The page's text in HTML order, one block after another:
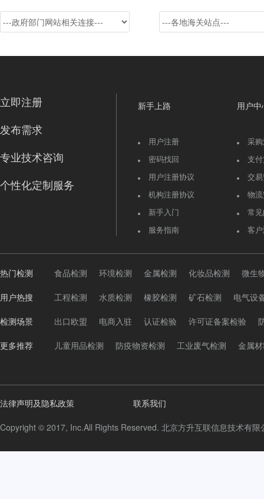
立即注册
发布需求
专业技术咨询
个性化定制服务
新手上路
用户注册
密码找回
用户注册协议
机构注册协议
新手入门
服务指南
用户中
采
支
交
物
常
客
热门检测 食品检测 环境检测 金属检测 化妆品检测 微生
用户热搜 工程检测 水质检测 橡胶检测 矿石检测 电气设
检测场景 出口欧盟 电商入驻 认证检验 许可证备案检验
更多推荐 儿童用品检测 防疫物资检测 工业废气检测 金属
法律声明及隐私政策 联系我们
Copyright © 2017, Inc.All Rights Reserved. 北京方升互联信息技术有